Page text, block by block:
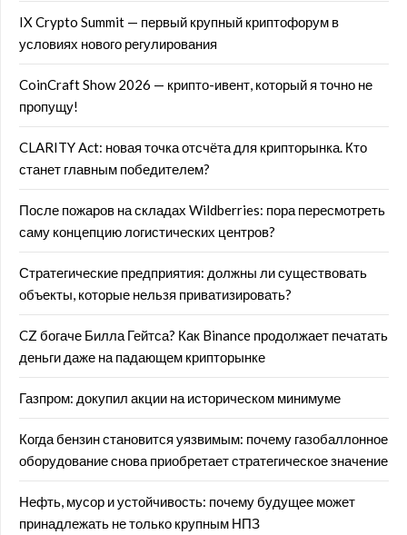
IX Crypto Summit — первый крупный криптофорум в
условиях нового регулирования
CoinCraft Show 2026 — крипто-ивент, который я точно не
пропущу!
CLARITY Act: новая точка отсчёта для крипторынка. Кто
станет главным победителем?
После пожаров на складах Wildberries: пора пересмотреть
саму концепцию логистических центров?
Стратегические предприятия: должны ли существовать
объекты, которые нельзя приватизировать?
CZ богаче Билла Гейтса? Как Binance продолжает печатать
деньги даже на падающем крипторынке
Газпром: докупил акции на историческом минимуме
Когда бензин становится уязвимым: почему газобаллонное
оборудование снова приобретает стратегическое значение
Нефть, мусор и устойчивость: почему будущее может
принадлежать не только крупным НПЗ